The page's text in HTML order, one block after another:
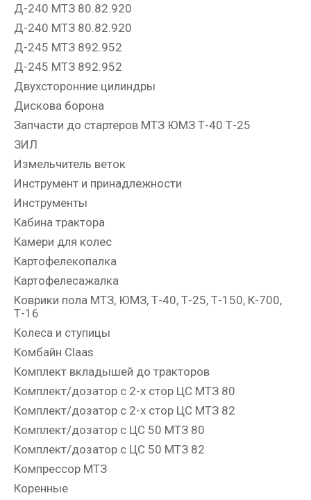
Д-240 МТЗ 80.82.920
Д-240 МТЗ 80.82.920
Д-245 МТЗ 892.952
Д-245 МТЗ 892.952
Двухсторонние цилиндры
Дискова борона
Запчасти до стартеров МТЗ ЮМЗ Т-40 Т-25
ЗИЛ
Измельчитель веток
Инструмент и принадлежности
Инструменты
Кабина трактора
Камери для колес
Картофелекопалка
Картофелесажалка
Коврики пола МТЗ, ЮМЗ, Т-40, Т-25, Т-150, К-700,
Т-16
Колеса и ступицы
Комбайн Claas
Комплект вкладышей до тракторов
Комплект/дозатор с 2-х стор ЦС МТЗ 80
Комплект/дозатор с 2-х стор ЦС МТЗ 82
Комплект/дозатор с ЦС 50 МТЗ 80
Комплект/дозатор с ЦС 50 МТЗ 82
Компрессор МТЗ
Коренные